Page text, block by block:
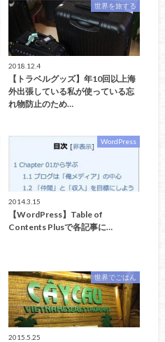
世界を旅する
2018.12.4
【トラベルグッズ】年10回以上海
外出張している私が使っている忘
れ物防止のため…
WordPress
2014.3.15
【WordPress】Table of
Contents Plusで各記事に…
世界でごはん
2015.5.25